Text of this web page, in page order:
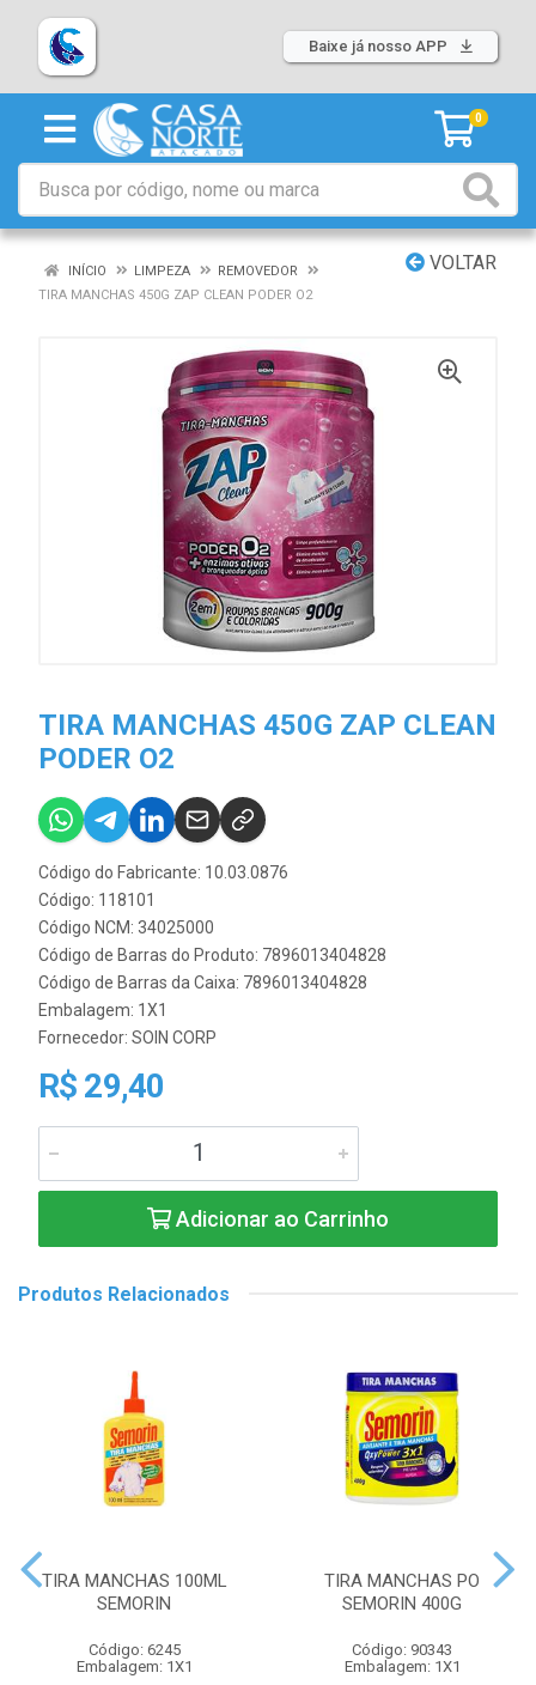
Baixe já nosso APP
0
VOLTAR
INÍCIO LIMPEZA
REMOVEDOR
TIRA MANCHAS 450G ZAP CLEAN PODER O2
TIRA MANCHAS 450G ZAP CLEAN
PODER O2
Código do Fabricante: 10.03.0876
Código: 118101
Código NCM: 34025000
Código de Barras do Produto: 7896013404828
Código de Barras da Caixa: 7896013404828
Embalagem: 1X1
Fornecedor: SOIN CORP
R$ 29,40
Adicionar ao Carrinho
Produtos Relacionados
TIRA MANCHAS 100ML
SEMORIN
Código: 6245
Embalagem: 1X1
TIRA MANCHAS PO
SEMORIN 400G
Código: 90343
Embalagem: 1X1